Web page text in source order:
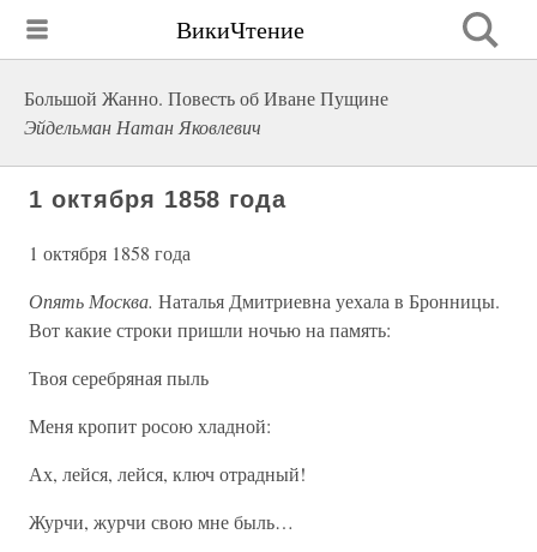
ВикиЧтение
Большой Жанно. Повесть об Иване Пущине
Эйдельман Натан Яковлевич
1 октября 1858 года
1 октября 1858 года
Опять Москва. Наталья Дмитриевна уехала в Бронницы.
Вот какие строки пришли ночью на память:
Твоя серебряная пыль
Меня кропит росою хладной:
Ах, лейся, лейся, ключ отрадный!
Журчи, журчи свою мне быль…